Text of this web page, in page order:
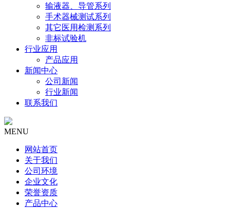
输液器、导管系列
手术器械测试系列
其它医用检测系列
非标试验机
行业应用
产品应用
新闻中心
公司新闻
行业新闻
联系我们
MENU
网站首页
关于我们
公司环境
企业文化
荣誉资质
产品中心